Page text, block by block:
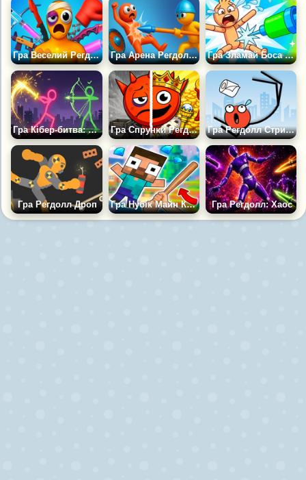
Гра Веселий Регдолл Челлендж Збірка Міні-ігор Гра Арена Регдоллів Весела Битва зі Списом Гра Зламай Боса на Playground
Гра Кібер-битва: Спадщина Гра Спрунки Регдолл: Королівський Хаос Гра Регдолл Стрибок
Гра Регдолл Дроп Гра Нубік Майн Крафт Плейграунд Сандбокс Регдолл Мод Гра Регдолл: Хаос